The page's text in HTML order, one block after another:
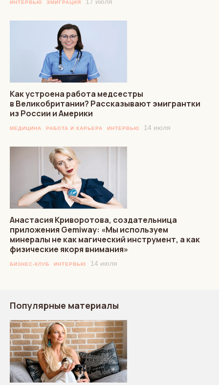
ИНТЕРВЬЮ ЭМИГРАЦИЯ
Как устроена работа медсестры
в Великобритании? Рассказывают эмигрантки
из России и Америки
МЕДИЦИНА РАБОТА И КАРЬЕРА ИНТЕРВЬЮ 14 июля
Анастасия Криворотова, создательница
приложения Gemiway: «Мы используем
минералы не как магический инструмент, а как
физические якоря внимания»
БИЗНЕС-КЛУБ ИНТЕРВЬЮ 14 июля
Популярные материалы